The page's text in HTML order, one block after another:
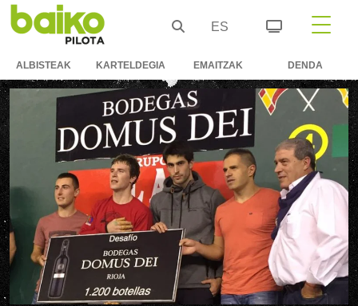
ES
ALBISTEAK KARTELDEGIA EMAITZAK DENDA